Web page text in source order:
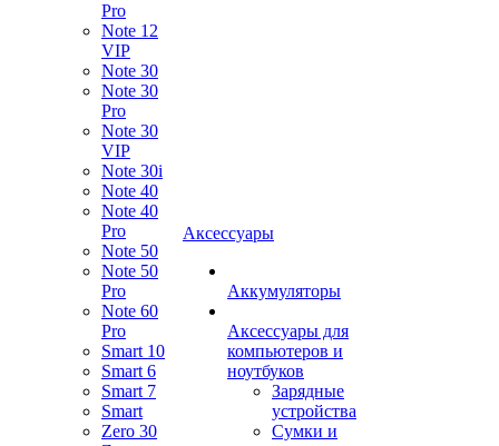
Pro
Note 12
VIP
Note 30
Note 30
Pro
Note 30
VIP
Note 30i
Note 40
Note 40
Pro
Note 50
Note 50
Pro
Note 60
Pro
Smart 10
Smart 6
Smart 7
Smart
Zero 30
Аксессуары
Аккумуляторы
Аксессуары для
компьютеров и
ноутбуков
Зарядные
устройства
Сумки и